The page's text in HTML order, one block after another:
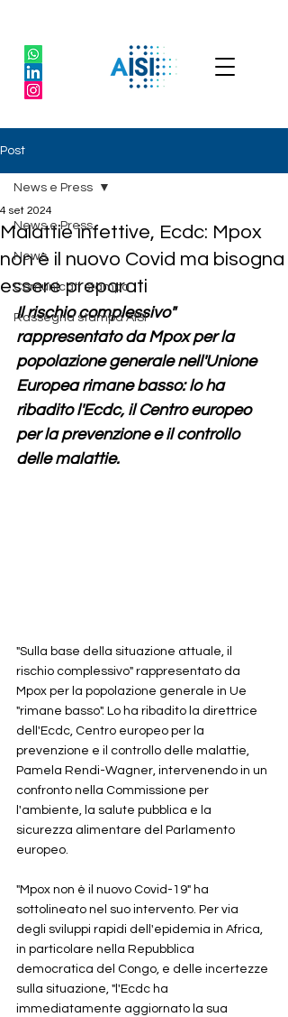
Post
News e Press
News
Comunicati stampa
Rassegna stampa AISI
News e Press
Malattie infettive, Ecdc: Mpox
non è il nuovo Covid ma bisogna
essere preparati
4 set 2024
Il rischio complessivo"
rappresentato da Mpox per la
popolazione generale nell'Unione
Europea rimane basso: lo ha
ribadito l'Ecdc, il Centro europeo
per la prevenzione e il controllo
delle malattie.
"Sulla base della situazione attuale, il
rischio complessivo" rappresentato da
Mpox per la popolazione generale in Ue
"rimane basso". Lo ha ribadito la direttrice
dell'Ecdc, Centro europeo per la
prevenzione e il controllo delle malattie,
Pamela Rendi-Wagner, intervenendo in un
confronto nella Commissione per
l'ambiente, la salute pubblica e la
sicurezza alimentare del Parlamento
europeo.
"Mpox non è il nuovo Covid-19" ha
sottolineato nel suo intervento. Per via
degli sviluppi rapidi dell'epidemia in Africa,
in particolare nella Repubblica
democratica del Congo, e delle incertezze
sulla situazione, "l'Ecdc ha
immediatamente aggiornato la sua